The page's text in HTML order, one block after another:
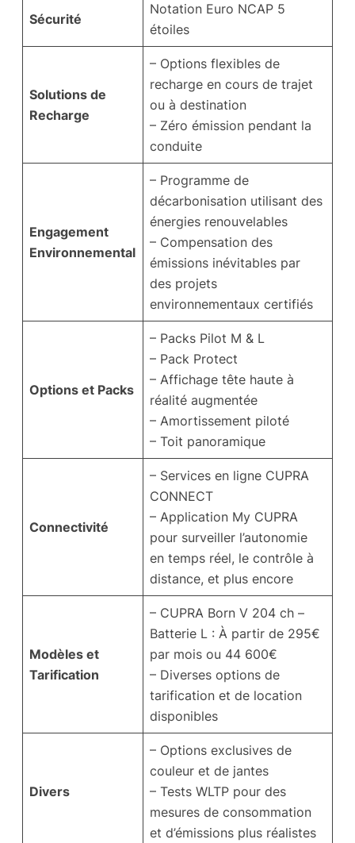
Sécurité
Notation Euro NCAP 5
étoiles
Solutions de
Recharge
– Options flexibles de
recharge en cours de trajet
ou à destination
– Zéro émission pendant la
conduite
Engagement
Environnemental
– Programme de
décarbonisation utilisant des
énergies renouvelables
– Compensation des
émissions inévitables par
des projets
environnementaux certifiés
Options et Packs
– Packs Pilot M & L
– Pack Protect
– Affichage tête haute à
réalité augmentée
– Amortissement piloté
– Toit panoramique
Connectivité
– Services en ligne CUPRA
CONNECT
– Application My CUPRA
pour surveiller l’autonomie
en temps réel, le contrôle à
distance, et plus encore
Modèles et
Tarification
– CUPRA Born V 204 ch –
Batterie L : À partir de 295€
par mois ou 44 600€
– Diverses options de
tarification et de location
disponibles
Divers
– Options exclusives de
couleur et de jantes
– Tests WLTP pour des
mesures de consommation
et d’émissions plus réalistes